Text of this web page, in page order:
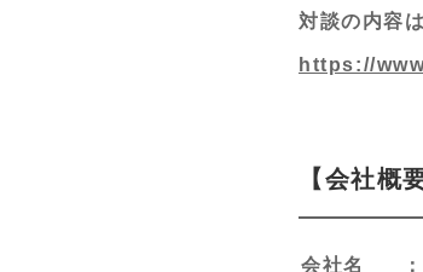
対談の内容
https://
【会社概
会社名 ：